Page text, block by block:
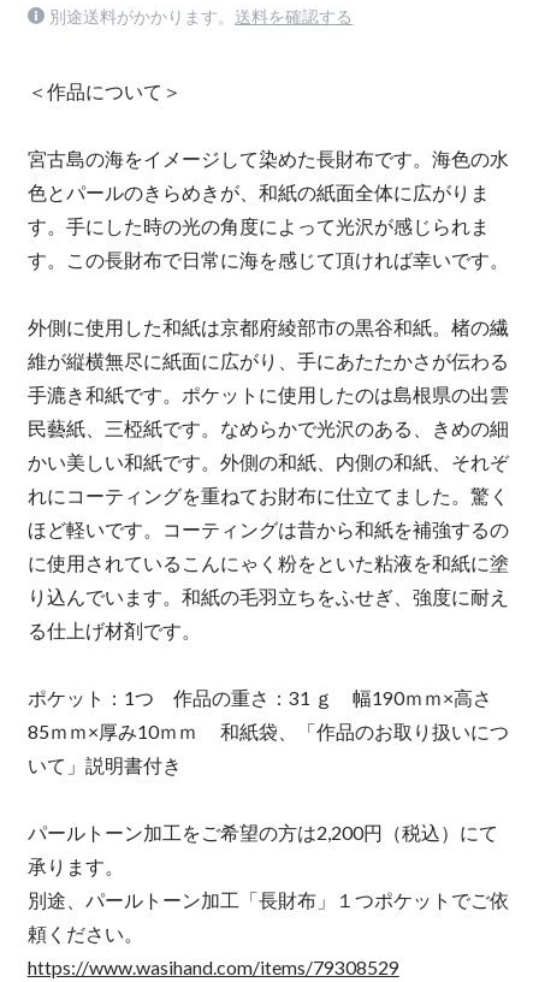
別途送料がかかります。 送料を確認する
＜作品について＞
宮古島の海をイメージして染めた長財布です。海色の水
色とパールのきらめきが、和紙の紙面全体に広がりま
す。手にした時の光の角度によって光沢が感じられま
す。この長財布で日常に海を感じて頂ければ幸いです。
外側に使用した和紙は京都府綾部市の黒谷和紙。楮の繊
維が縦横無尽に紙面に広がり、手にあたたかさが伝わる
手漉き和紙です。ポケットに使用したのは島根県の出雲
民藝紙、三椏紙です。なめらかで光沢のある、きめの細
かい美しい和紙です。外側の和紙、内側の和紙、それぞ
れにコーティングを重ねてお財布に仕立てました。驚く
ほど軽いです。コーティングは昔から和紙を補強するの
に使用されているこんにゃく粉をといた粘液を和紙に塗
り込んでいます。和紙の毛羽立ちをふせぎ、強度に耐え
る仕上げ材剤です。
ポケット：1つ 作品の重さ：31 ｇ 幅190ｍｍ×高さ
85ｍｍ×厚み10ｍｍ 和紙袋、「作品のお取り扱いにつ
いて」説明書付き
パールトーン加工をご希望の方は2,200円（税込）にて
承ります。
別途、パールトーン加工「長財布」１つポケットでご依
頼ください。
https://www.wasihand.com/items/79308529